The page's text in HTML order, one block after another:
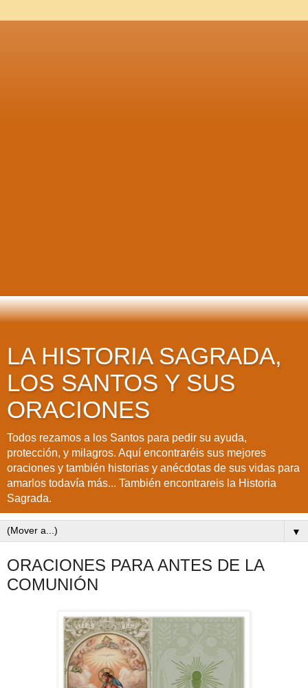
LA HISTORIA SAGRADA,
LOS SANTOS Y SUS
ORACIONES
Todos rezamos a los Santos para pedir su ayuda,
protección, y milagros. Aquí encontraréis sus mejores
oraciones y también historias y anécdotas de sus vidas para
amarlos todavía más... También encontrareis la Historia
Sagrada.
▼
ORACIONES PARA ANTES DE LA
COMUNIÓN